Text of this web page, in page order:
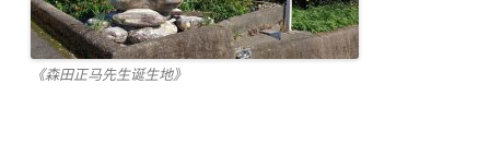
《森田正马先生诞生地》